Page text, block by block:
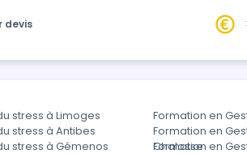
devis
stress à Limoges Formation en
stress à Antibes
Formation en
Chalosse
stress à Gémenos
Formation en